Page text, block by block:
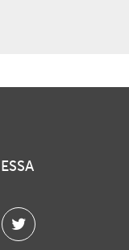
Twitter